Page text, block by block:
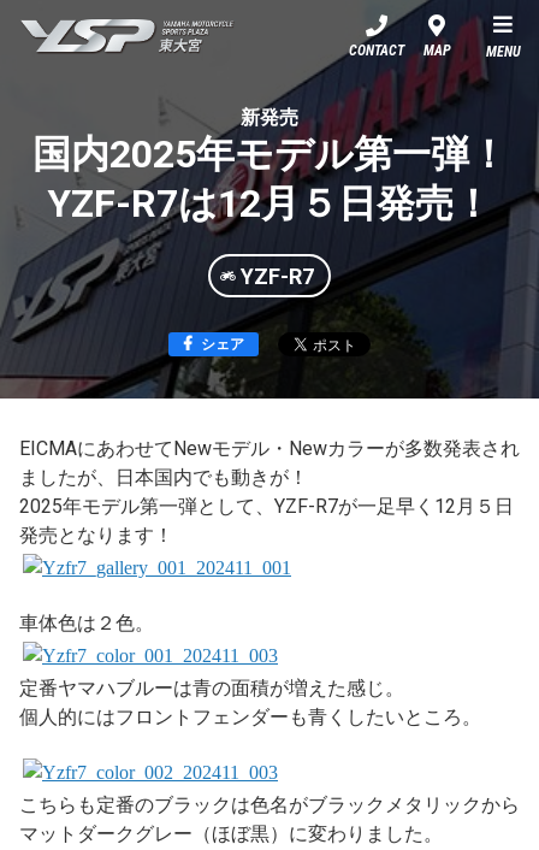
CONTACT MAP MENU
新発売
国内2025年モデル第一弾！
YZF-R7は12月５日発売！
YZF-R7
シェア
EICMAにあわせてNewモデル・Newカラーが多数発表され
ましたが、日本国内でも動きが！
2025年モデル第一弾として、YZF-R7が一足早く12月５日
発売となります！
車体色は２色。
定番ヤマハブルーは青の面積が増えた感じ。
個人的にはフロントフェンダーも青くしたいところ。
こちらも定番のブラックは色名がブラックメタリックから
マットダークグレー（ほぼ黒）に変わりました。